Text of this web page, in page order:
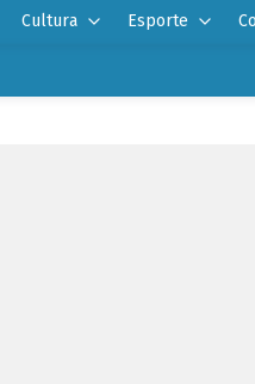
Cultura Esporte